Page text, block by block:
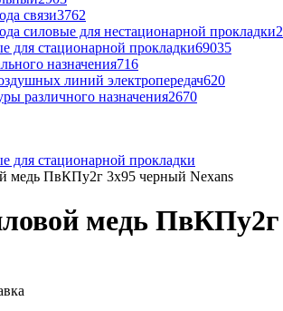
связи3762
силовые для нестационарной прокладки
для стационарной прокладки69035
назначения716
линий электропередач620
различного назначения2670
для стационарной прокладки
медь ПвКПу2г 3x95 черный Nexans
медь